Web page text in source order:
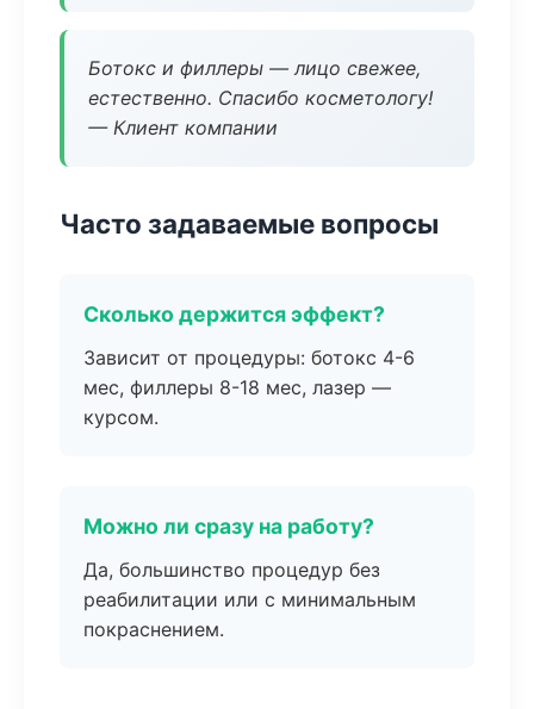
Ботокс и филлеры — лицо свежее,
естественно. Спасибо косметологу!
— Клиент компании
Часто задаваемые вопросы
Сколько держится эффект?
Зависит от процедуры: ботокс 4-6
мес, филлеры 8-18 мес, лазер —
курсом.
Можно ли сразу на работу?
Да, большинство процедур без
реабилитации или с минимальным
покраснением.